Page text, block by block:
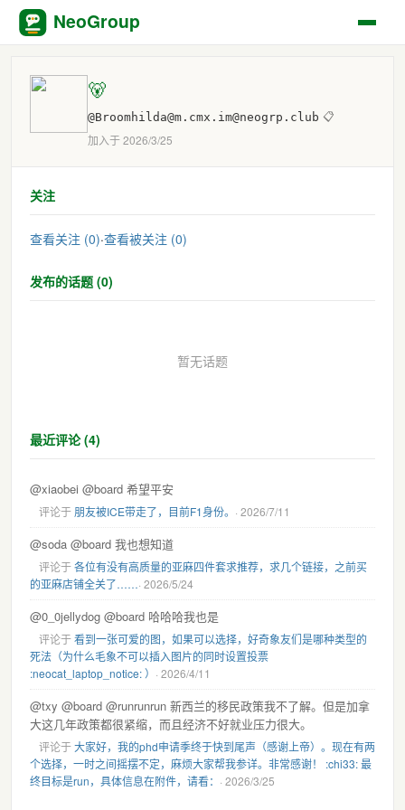
NeoGroup
🐻
@Broomhilda@m.cmx.im@neogrp.club 📋
加入于 2026/3/25
关注
查看关注 (0)·查看被关注 (0)
发布的话题 (0)
暂无话题
最近评论 (4)
@xiaobei @board 希望平安
评论于 朋友被ICE带走了，目前F1身份。 · 2026/7/11
@soda @board 我也想知道
评论于各位有没有高质量的亚麻四件套求推荐，求几个链接，之前买
的亚麻店铺全关了……· 2026/5/24
@0_0jellydog @board 哈哈哈我也是
评论于看到一张可爱的图，如果可以选择，好奇象友们是哪种类型的
死法（为什么毛象不可以插入图片的同时设置投票
:neocat_laptop_notice: ） · 2026/4/11
@txy @board @runrunrun 新西兰的移民政策我不了解。但是加拿
大这几年政策都很紧缩，而且经济不好就业压力很大。
评论于大家好，我的phd申请季终于快到尾声（感谢上帝）。现在有两
个选择，一时之间摇摆不定，麻烦大家帮我参详。非常感谢！ :chi33: 最
终目标是run，具体信息在附件，请看： · 2026/3/25